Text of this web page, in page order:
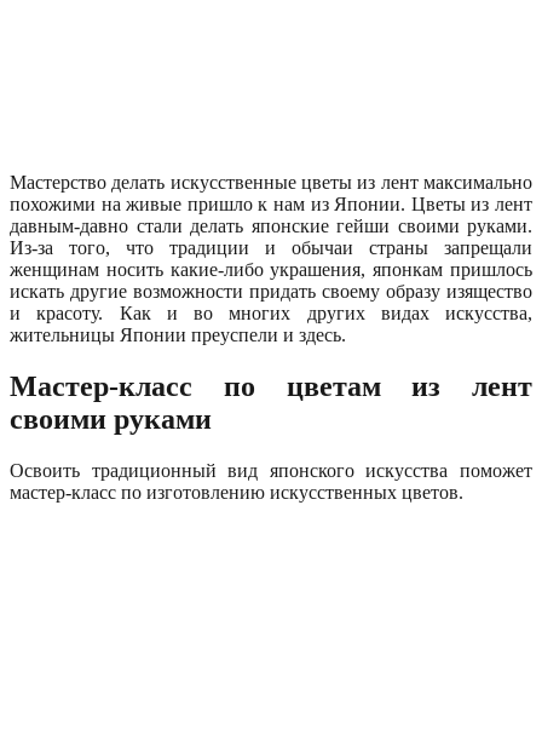
Мастерство делать искусственные цветы из лент максимально
похожими на живые пришло к нам из Японии. Цветы из лент
давным-давно стали делать японские гейши своими руками.
Из-за того, что традиции и обычаи страны запрещали
женщинам носить какие-либо украшения, японкам пришлось
искать другие возможности придать своему образу изящество
и красоту. Как и во многих других видах искусства,
жительницы Японии преуспели и здесь.
Мастер-класс по цветам из лент
своими руками
Освоить традиционный вид японского искусства поможет
мастер-класс по изготовлению искусственных цветов.